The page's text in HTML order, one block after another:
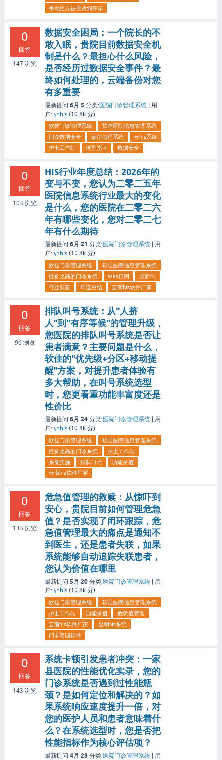
手写处方被投诉到停诊
0
回答
147 浏览
数据安全困局：一个院长的不
敢入眠，贵院目前数据安全机
制是什么？最担心什么风险，
是否经历过数据安全事件？最
终如何处理的，云端备份对您
有多重要
最新提问 6月 5 分类:医院门诊管理系统
用
户: ynhis (10.8k 分)
软佳门诊管理系统
软佳医院信息管理系统
门诊数据安全
诊所管理系统
云his系统
护士工作站
选型指南 数据安全
0
回答
103 浏览
HIS行业年度总结：2026年的
变与不变，您认为二零二五年
医院信息系统行业最大的变化
是什么，您的医院在二零二六
年有哪些变化，您对二零二七
年有什么期待
最新提问 6月 21 分类:医院门诊管理系统
用
户: ynhis (10.8k 分)
软佳门诊管理系统
软佳医院信息管理系统
性价比高的门诊系统
saas订阅
买断制
行业洞察
年度总结 云南his软件厂家
0
回答
96 浏览
排队叫号系统：从"人挤
人"到"有序等候"的管理升级，
您医院的排队叫号系统是否让
患者满意？主要问题是什么，
软佳的"优先级+分区+移动提
醒"方案，对提升患者体验有
多大帮助，在叫号系统选型
时，您更看重功能丰富度还是
性价比
最新提问 6月 24 分类:医院门诊管理系统
用
户: ynhis (10.8k 分)
软佳门诊管理系统
软佳医院信息管理系统
性价比高的门诊系统
护士工作站
系统实施
排队叫号
功能价值
云南his软件厂家
0
回答
133 浏览
危急值管理的救赎：从惊吓到
安心，贵院目前如何管理危急
值？是否实现了闭环跟踪，危
急值管理最大的痛点是通知不
到医生，还是患者失联，如果
系统能够自动追踪失联患者，
您认为价值在哪里
最新提问 5月 20 分类:医院门诊管理系统
用
户: ynhis (10.8k 分)
软佳门诊管理系统
软佳医院信息管理系统
护士工作站
功能价值
危急值管理
云南his软件厂家
昆明his系统
门诊管理软件
0
回答
143 浏览
系统卡顿引发患者冲突：一家
县医院的性能优化实录，您的
门诊系统是否遇到过性能瓶
颈？是如何定位和解决的？如
果系统响应速度提升一倍，对
您的医护人员和患者意味着什
么？在系统选型时，您是否把
性能指标作为核心评估项？
最新提问 4月 28 分类:医院门诊管理系统
用